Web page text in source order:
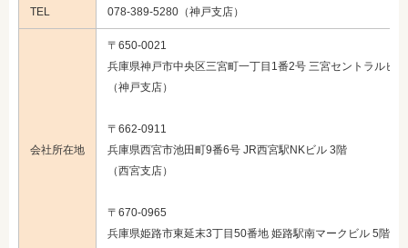
TEL 078-389-5280（神戸支店）
会社所在地
〒650-0021
兵庫県神戸市中央区三宮町一丁目1番2号 三宮セントラルビ
（神戸支店）
〒662-0911
兵庫県西宮市池田町9番6号 JR西宮駅NKビル 3階
（西宮支店）
〒670-0965
兵庫県姫路市東延末3丁目50番地 姫路駅南マークビル 5階